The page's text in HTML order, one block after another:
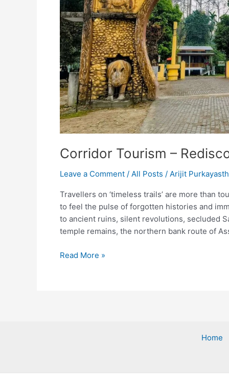
Corridor Tourism –
Leave a Comment / All Posts / Arijit
Travellers on ‘timeless trails’ are more than
to feel the pulse of forgotten histories and
to ancient ruins, silent revolutions, secluded
temple remains, the northern bank route of
Corridor
Read More »
Home